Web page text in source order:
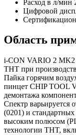
Расход в л/мин
Цифровой
Область
i-CON VARIO 2 MK2
THT при
Пайка горячим
пинцет CHIP TOOL
демонтажа
Спектр варьируется
(0201) и
высоким полюсом
технологии THT,